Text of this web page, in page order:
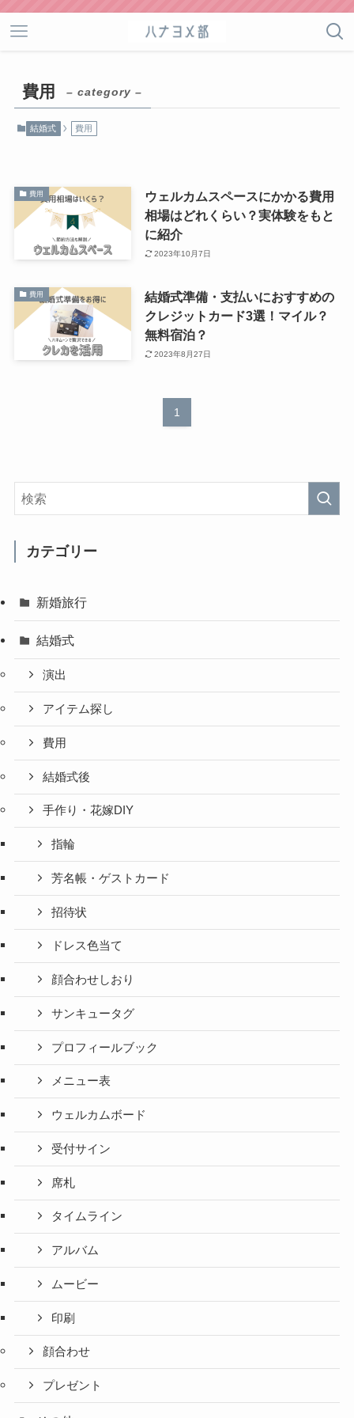
費用 – category –
結婚式 費用
費用
ウェルカムスペースにかかる費用
相場はどれくらい？実体験をもと
に紹介
2023年10月7日
費用
結婚式準備・支払いにおすすめの
クレジットカード3選！マイル？
無料宿泊？
2023年8月27日
1
カテゴリー
新婚旅行
結婚式
演出
アイテム探し
費用
結婚式後
手作り・花嫁DIY
指輪
芳名帳・ゲストカード
招待状
ドレス色当て
顔合わせしおり
サンキュータグ
プロフィールブック
メニュー表
ウェルカムボード
受付サイン
席札
タイムライン
アルバム
ムービー
印刷
顔合わせ
プレゼント